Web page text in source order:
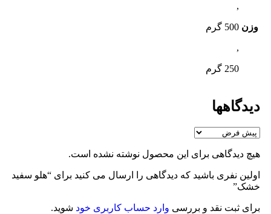
وزن
,
500 گرم
,
250 گرم
دیدگاهها
هیچ دیدگاهی برای این محصول نوشته نشده است.
اولین نفری باشید که دیدگاهی را ارسال می کنید برای “هلو سفید
خشک”
برای ثبت نقد و بررسی وارد حساب کاربری خود شوید.